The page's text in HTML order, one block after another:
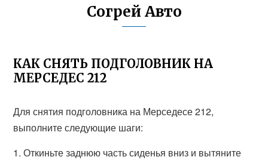
Согрей Авто
КАК СНЯТЬ ПОДГОЛОВНИК НА
МЕРСЕДЕС 212
Для снятия подголовника на Мерседесе 212,
выполните следующие шаги:
1. Откиньте заднюю часть сиденья вниз и вытяните